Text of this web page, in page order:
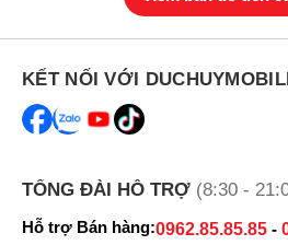
KẾT NỐI VỚI
TỔNG ĐÀI HỖ TRỢ (8:30 -
Hỗ trợ Bán hàng:0962.85.85.85 -